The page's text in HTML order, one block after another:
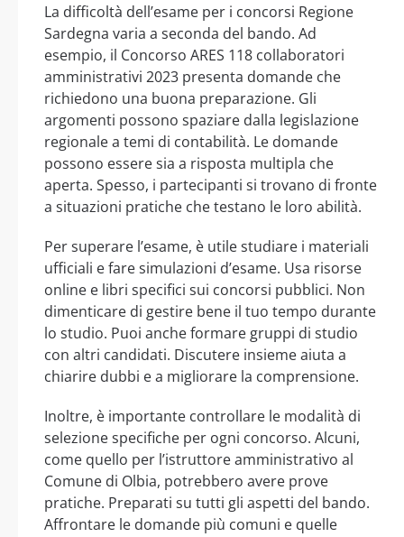
La difficoltà dell’esame per i concorsi Regione
Sardegna varia a seconda del bando. Ad
esempio, il Concorso ARES 118 collaboratori
amministrativi 2023 presenta domande che
richiedono una buona preparazione. Gli
argomenti possono spaziare dalla legislazione
regionale a temi di contabilità. Le domande
possono essere sia a risposta multipla che
aperta. Spesso, i partecipanti si trovano di fronte
a situazioni pratiche che testano le loro abilità.
Per superare l’esame, è utile studiare i materiali
ufficiali e fare simulazioni d’esame. Usa risorse
online e libri specifici sui concorsi pubblici. Non
dimenticare di gestire bene il tuo tempo durante
lo studio. Puoi anche formare gruppi di studio
con altri candidati. Discutere insieme aiuta a
chiarire dubbi e a migliorare la comprensione.
Inoltre, è importante controllare le modalità di
selezione specifiche per ogni concorso. Alcuni,
come quello per l’istruttore amministrativo al
Comune di Olbia, potrebbero avere prove
pratiche. Preparati su tutti gli aspetti del bando.
Affrontare le domande più comuni e quelle